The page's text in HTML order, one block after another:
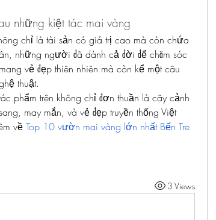
những kiệt tác mai vàng
chỉ là tài sản có giá trị cao mà còn chứa
những người đã dành cả đời để chăm sóc
vẻ đẹp thiên nhiên mà còn kể một câu
thuật.
phẩm trên không chỉ đơn thuần là cây cảnh
may mắn, và vẻ đẹp truyền thống Việt
về Top 10 vườn mai vàng lớn nhất Bến Tre
3 Views